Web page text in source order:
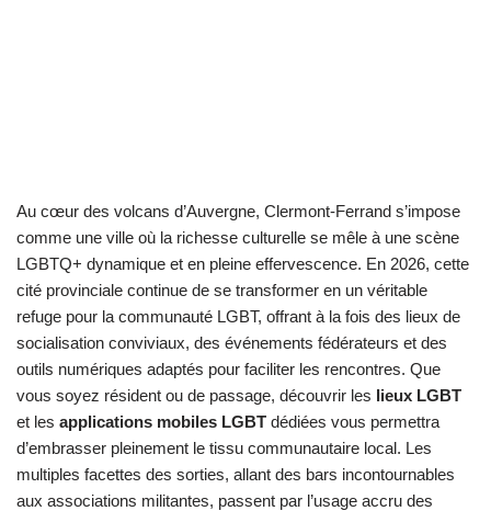
Au cœur des volcans d’Auvergne, Clermont-Ferrand s’impose
comme une ville où la richesse culturelle se mêle à une scène
LGBTQ+ dynamique et en pleine effervescence. En 2026, cette
cité provinciale continue de se transformer en un véritable
refuge pour la communauté LGBT, offrant à la fois des lieux de
socialisation conviviaux, des événements fédérateurs et des
outils numériques adaptés pour faciliter les rencontres. Que
vous soyez résident ou de passage, découvrir les lieux LGBT
et les applications mobiles LGBT dédiées vous permettra
d’embrasser pleinement le tissu communautaire local. Les
multiples facettes des sorties, allant des bars incontournables
aux associations militantes, passent par l’usage accru des